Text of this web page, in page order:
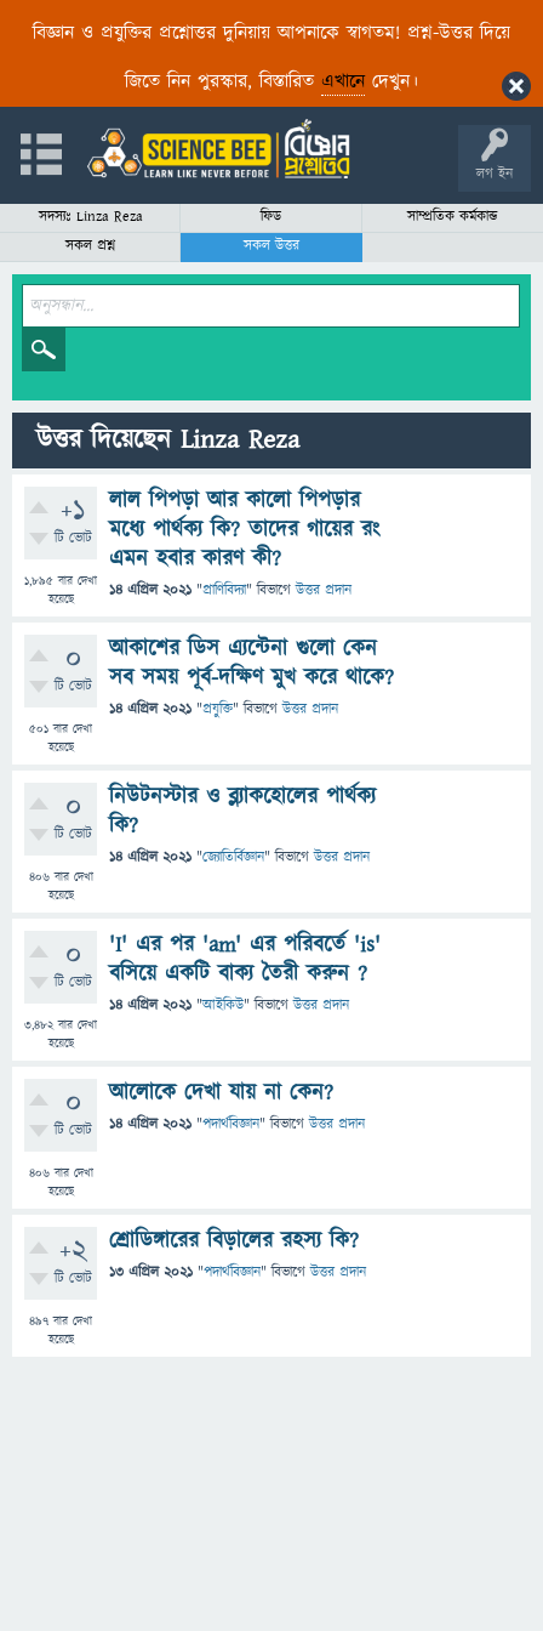
বিজ্ঞান ও প্রযুক্তির প্রশ্নোত্তর দুনিয়ায় আপনাকে স্বাগতম! প্রশ্ন-উত্তর দিয়ে
জিতে নিন পুরস্কার, বিস্তারিত এখানেদেখুন।
লগ ইন
সদস্যঃ Linza Reza ফিড
সাম্প্রতিক কর্মকান্ড
সকল প্রশ্ন
সকল উত্তর
উত্তর দিয়েছেন Linza Reza
+1
টি ভোট
1,895 বার দেখা
হয়েছে
লাল পিপড়া আর কালো পিপড়ার
মধ্যে পার্থক্য কি? তাদের গায়ের রং
এমন হবার কারণ কী?
14 এপ্রিল 2021 "প্রাণিবিদ্যা" বিভাগে উত্তর প্রদান
0
টি ভোট
501 বার দেখা
হয়েছে
আকাশের ডিস এ্যন্টেনা গুলো কেন
সব সময় পূর্ব-দক্ষিণ মুখ করে থাকে?
14 এপ্রিল 2021 "প্রযুক্তি" বিভাগে উত্তর প্রদান
0
টি ভোট
406বার দেখা
হয়েছে
নিউটনস্টার ও ব্ল্যাকহোলের পার্থক্য
কি?
14 এপ্রিল 2021 "জ্যোতির্বিজ্ঞান" বিভাগে উত্তর প্রদান
0
টি ভোট
3,482বার দেখা
হয়েছে
'I' এর পর 'am' এর পরিবর্তে 'is'
বসিয়ে একটি বাক্য তৈরী করুন ?
14 এপ্রিল 2021 "আইকিউ" বিভাগে উত্তর প্রদান
0
টি ভোট
406বার দেখা
হয়েছে
আলোকে দেখা যায় না কেন?
14 এপ্রিল 2021 "পদার্থবিজ্ঞান" বিভাগে উত্তর প্রদান
+2
টি ভোট
497 বার দেখা
হয়েছে
শ্রোডিঙ্গারের বিড়ালের রহস্য কি?
13 এপ্রিল 2021 "পদার্থবিজ্ঞান" বিভাগে উত্তর প্রদান